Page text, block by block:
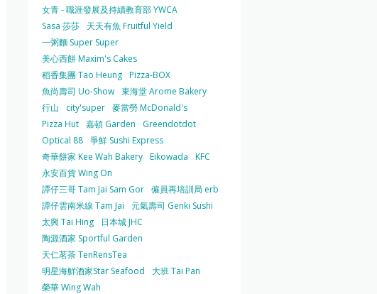
女青 - 職涯發展及持續教育部 YWCA
Sasa 莎莎
天天有魚 Fruitful Yield
一粥麵 Super Super
美心西餅 Maxim's Cakes
稻香集團 Tao Heung Pizza-BOX
魚尚壽司 Uo-Show 東海堂 Arome Bakery
行山
city'super 麥當勞 McDonald's
Pizza Hut 嘉頓 Garden
Greendotdot
Optical 88 爭鮮 Sushi Express
奇華餅家 Kee Wah Bakery Eikowada
KFC
永安百貨 Wing On
譚仔三哥 Tam Jai Sam Gor 僱員再培訓局 erb
譚仔雲南米線 Tam Jai
元氣壽司 Genki Sushi
太興 Tai Hing
日本城 JHC
陶源酒家 Sportful Garden
天仁茗茶 TenRensTea
明星海鮮酒家Star Seafood
大班 Tai Pan
榮華 Wing Wah